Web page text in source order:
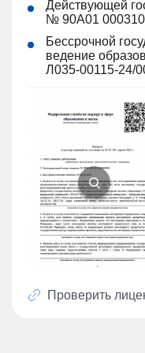
Действующей
№ 90А01
Бессрочной
ведение
Л035-00115-24/
Проверить